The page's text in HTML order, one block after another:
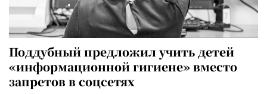
Поддубный предложил учить детей
«информационной гигиене» вместо
запретов в соцсетях